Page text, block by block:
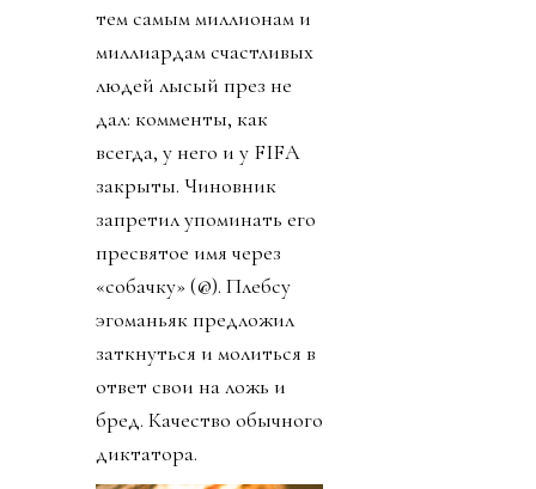
тем самым миллионам и
миллиардам счастливых
людей лысый през не
дал: комменты, как
всегда, у него и у FIFA
закрыты. Чиновник
запретил упоминать его
пресвятое имя через
«собачку» (@). Плебсу
эгоманьяк предложил
заткнуться и молиться в
ответ свои на ложь и
бред. Качество обычного
диктатора.